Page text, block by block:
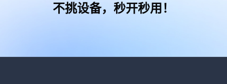
不挑设备，秒开秒用！